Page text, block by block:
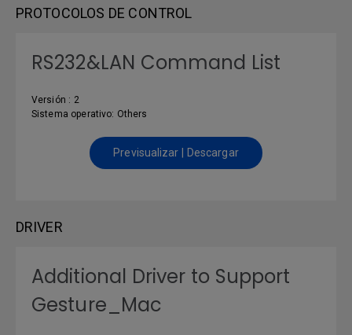
PROTOCOLOS DE CONTROL
RS232&LAN Command List
Versión : 2
Sistema operativo: Others
Previsualizar | Descargar
DRIVER
Additional Driver to Support
Gesture_Mac